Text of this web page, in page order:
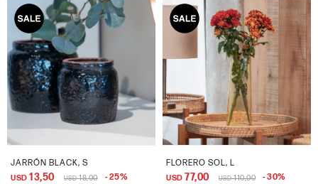
JARRÓN BLACK, S
USD 13,50 USD 18,00 25
FLORERO SOL, L
USD 77,00 USD 110,00 30